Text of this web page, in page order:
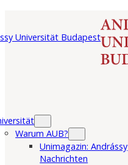
Warum AUB?
Unimagazin: Andrássy
Nachrichten